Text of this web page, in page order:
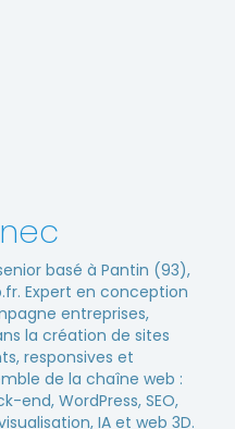
basé à Pantin (93),
Expert en conception
entreprises,
la création de sites
responsives et
de la chaîne web :
WordPress, SEO,
IA et web 3D.